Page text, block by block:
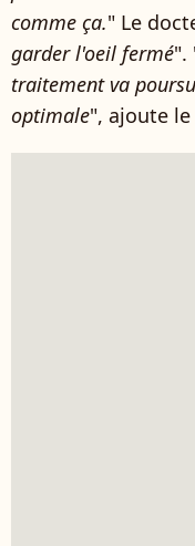
comme ça." Le
garder l'oeil fermé".
traitement va
optimale", ajoute